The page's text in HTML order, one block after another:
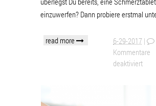
einzuwerfen? Dann probiere erstmal
read more 6-29-2017 |
Kommentare
deaktiviert